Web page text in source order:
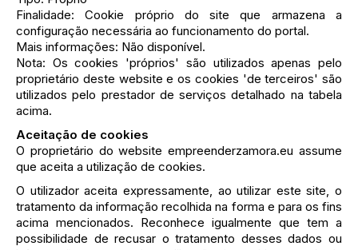
Finalidade: Cookie próprio do site que armazena a
configuração necessária ao funcionamento do portal.
Mais informações: Não disponível.
Nota: Os cookies 'próprios' são utilizados apenas pelo
proprietário deste website e os cookies 'de terceiros' são
utilizados pelo prestador de serviços detalhado na tabela
acima.
Aceitação de cookies
O proprietário do website empreenderzamora.eu assume
que aceita a utilização de cookies.
O utilizador aceita expressamente, ao utilizar este site, o
tratamento da informação recolhida na forma e para os fins
acima mencionados. Reconhece igualmente que tem a
possibilidade de recusar o tratamento desses dados ou